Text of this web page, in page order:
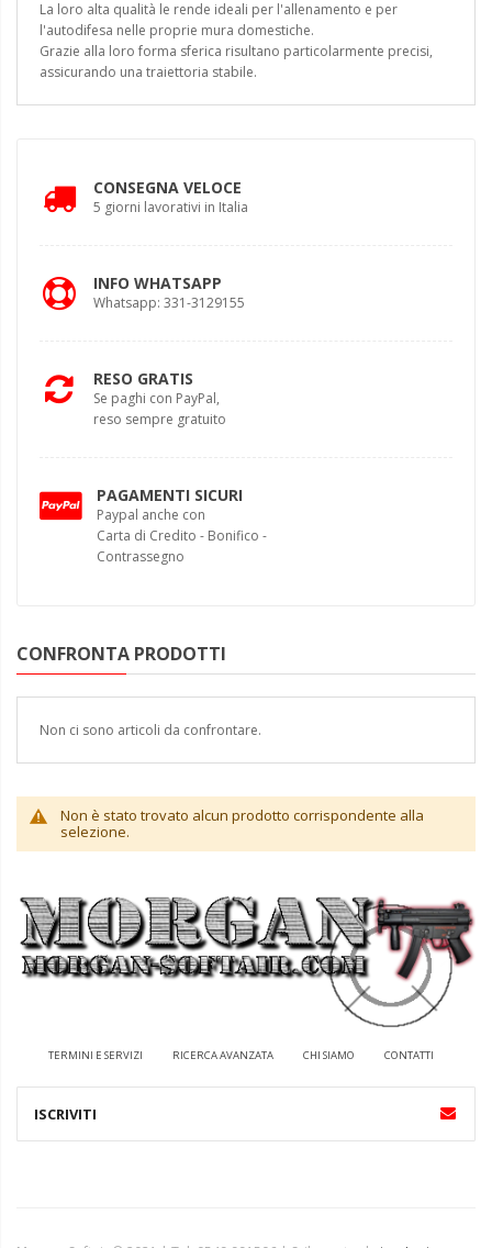
La loro alta qualità le rende ideali per l'allenamento e per
l'autodifesa nelle proprie mura domestiche.
Grazie alla loro forma sferica risultano particolarmente precisi,
assicurando una traiettoria stabile.
CONSEGNA VELOCE
5 giorni lavorativi in Italia
INFO WHATSAPP
Whatsapp: 331-3129155
RESO GRATIS
Se paghi con PayPal,
reso sempre gratuito
PAGAMENTI SICURI
Paypal anche con
Carta di Credito - Bonifico -
Contrassegno
CONFRONTA PRODOTTI
Non ci sono articoli da confrontare.
Non è stato trovato alcun prodotto corrispondente alla
selezione.
TERMINI E SERVIZI RICERCA AVANZATA CHI SIAMO CONTATTI